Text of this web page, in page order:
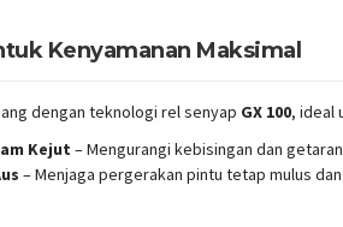
Kenyamanan Maksimal
dengan teknologi rel senyap GX 100, ideal
Kejut – Mengurangi kebisingan dan
– Menjaga pergerakan pintu tetap mulus